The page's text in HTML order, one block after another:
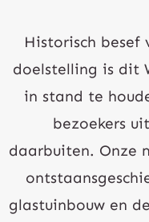
Historisch besef
doelstelling is dit
in stand te
bezoekers
daarbuiten. Onze
glastuinbouw en